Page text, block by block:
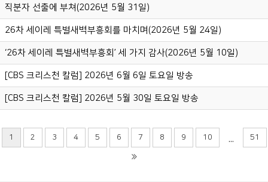
직분자 선출에 부쳐(2026년 5월 31일)
26차 세이레 특별새벽부흥회를 마치며(2026년 5월 24일)
‘26차 세이레 특별새벽부흥회’ 세 가지 감사(2026년 5월 10일)
[CBS 크리스천 칼럼] 2026년 6월 6일 토요일 방송
[CBS 크리스천 칼럼] 2026년 5월 30일 토요일 방송
1 2 3 4 5 6 7 8 9 10 ... 51